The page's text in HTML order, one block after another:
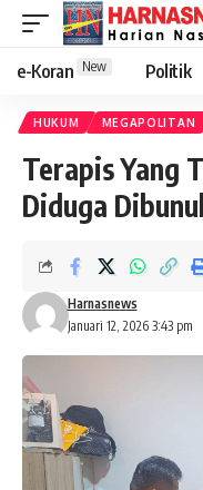
e-Koran New Politik
HUKUM MEGAPOLITAN
Terapis Yang
Diduga
Januari 12, 2026 3:43 pm
Harnasnews